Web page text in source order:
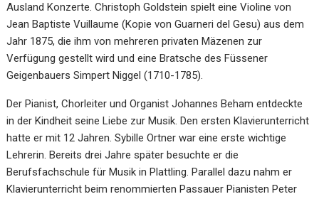
Ausland Konzerte. Christoph Goldstein spielt eine Violine von
Jean Baptiste Vuillaume (Kopie von Guarneri del Gesu) aus dem
Jahr 1875, die ihm von mehreren privaten Mäzenen zur
Verfügung gestellt wird und eine Bratsche des Füssener
Geigenbauers Simpert Niggel (1710-1785).
Der Pianist, Chorleiter und Organist Johannes Beham entdeckte
in der Kindheit seine Liebe zur Musik. Den ersten Klavierunterricht
hatte er mit 12 Jahren. Sybille Ortner war eine erste wichtige
Lehrerin. Bereits drei Jahre später besuchte er die
Berufsfachschule für Musik in Plattling. Parallel dazu nahm er
Klavierunterricht beim renommierten Passauer Pianisten Peter